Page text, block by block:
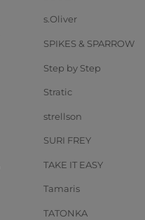
s.Oliver
SPIKES & SPARROW
Step by Step
Stratic
strellson
SURI FREY
TAKE IT EASY
Tamaris
TATONKA